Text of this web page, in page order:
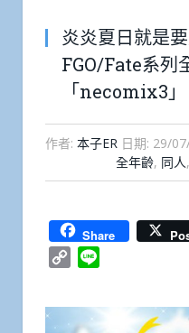
炎炎夏日就是
FGO/Fate系列
「necomix3」
作者: 本子ER 日期: 29/
全年齡, 同人,
Share
Copy